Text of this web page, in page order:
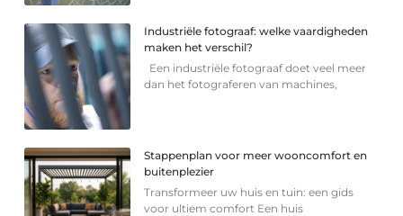
Industriële fotograaf: welke vaardigheden
maken het verschil?
Een industriële fotograaf doet veel meer
dan het fotograferen van machines,
Stappenplan voor meer wooncomfort en
buitenplezier
Transformeer uw huis en tuin: een gids
voor ultiem comfort Een huis